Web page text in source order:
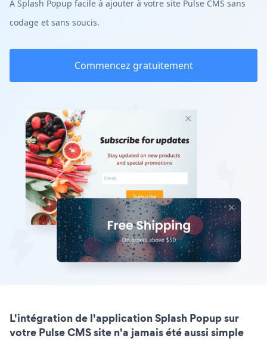
A Splash Popup facile à ajouter à votre site Pulse CMS sans
codage et sans soucis.
Commencez gratuitement
L'intégration de l'application Splash Popup sur
votre Pulse CMS site n'a jamais été aussi simple